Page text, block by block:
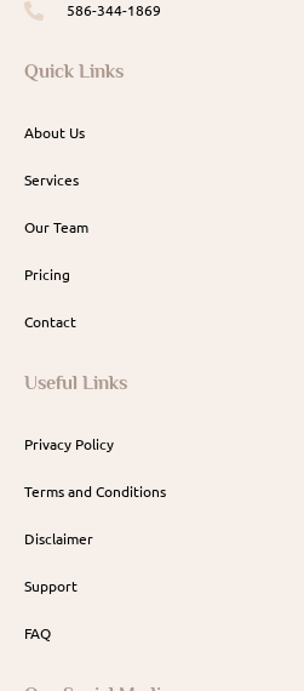
586-344-1869
Quick Links
About Us
Services
Our Team
Pricing
Contact
Useful Links
Privacy Policy
Terms and Conditions
Disclaimer
Support
FAQ